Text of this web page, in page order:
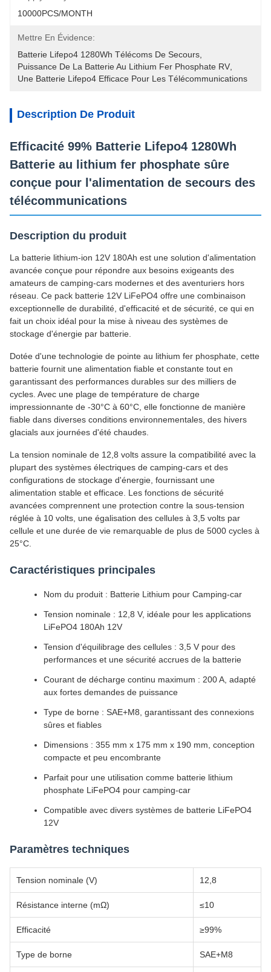
10000PCS/MONTH
Mettre En Évidence:
Batterie Lifepo4 1280Wh Télécoms De Secours
Puissance De La Batterie Au Lithium Fer Phosphate RV
Une Batterie Lifepo4 Efficace Pour Les Télécommunications
Description De Produit
Efficacité 99% Batterie Lifepo4 1280Wh
Batterie au lithium fer phosphate sûre
conçue pour l'alimentation de secours des
télécommunications
Description du produit
La batterie lithium-ion 12V 180Ah est une solution d'alimentation
avancée conçue pour répondre aux besoins exigeants des
amateurs de camping-cars modernes et des aventuriers hors
réseau. Ce pack batterie 12V LiFePO4 offre une combinaison
exceptionnelle de durabilité, d'efficacité et de sécurité, ce qui en
fait un choix idéal pour la mise à niveau des systèmes de
stockage d'énergie par batterie.
Dotée d'une technologie de pointe au lithium fer phosphate, cette
batterie fournit une alimentation fiable et constante tout en
garantissant des performances durables sur des milliers de
cycles. Avec une plage de température de charge
impressionnante de -30°C à 60°C, elle fonctionne de manière
fiable dans diverses conditions environnementales, des hivers
glacials aux journées d'été chaudes.
La tension nominale de 12,8 volts assure la compatibilité avec la
plupart des systèmes électriques de camping-cars et des
configurations de stockage d'énergie, fournissant une
alimentation stable et efficace. Les fonctions de sécurité
avancées comprennent une protection contre la sous-tension
réglée à 10 volts, une égalisation des cellules à 3,5 volts par
cellule et une durée de vie remarquable de plus de 5000 cycles à
25°C.
Caractéristiques principales
Nom du produit : Batterie Lithium pour Camping-car
Tension nominale : 12,8 V, idéale pour les applications
LiFePO4 180Ah 12V
Tension d'équilibrage des cellules : 3,5 V pour des
performances et une sécurité accrues de la batterie
Courant de décharge continu maximum : 200 A, adapté
aux fortes demandes de puissance
Type de borne : SAE+M8, garantissant des connexions
sûres et fiables
Dimensions : 355 mm x 175 mm x 190 mm, conception
compacte et peu encombrante
Parfait pour une utilisation comme batterie lithium
phosphate LiFePO4 pour camping-car
Compatible avec divers systèmes de batterie LiFePO4
12V
Paramètres techniques
Tension nominale (V) 12,8
Résistance interne (mΩ) ≤10
Efficacité ≥99%
Type de borne SAE+M8